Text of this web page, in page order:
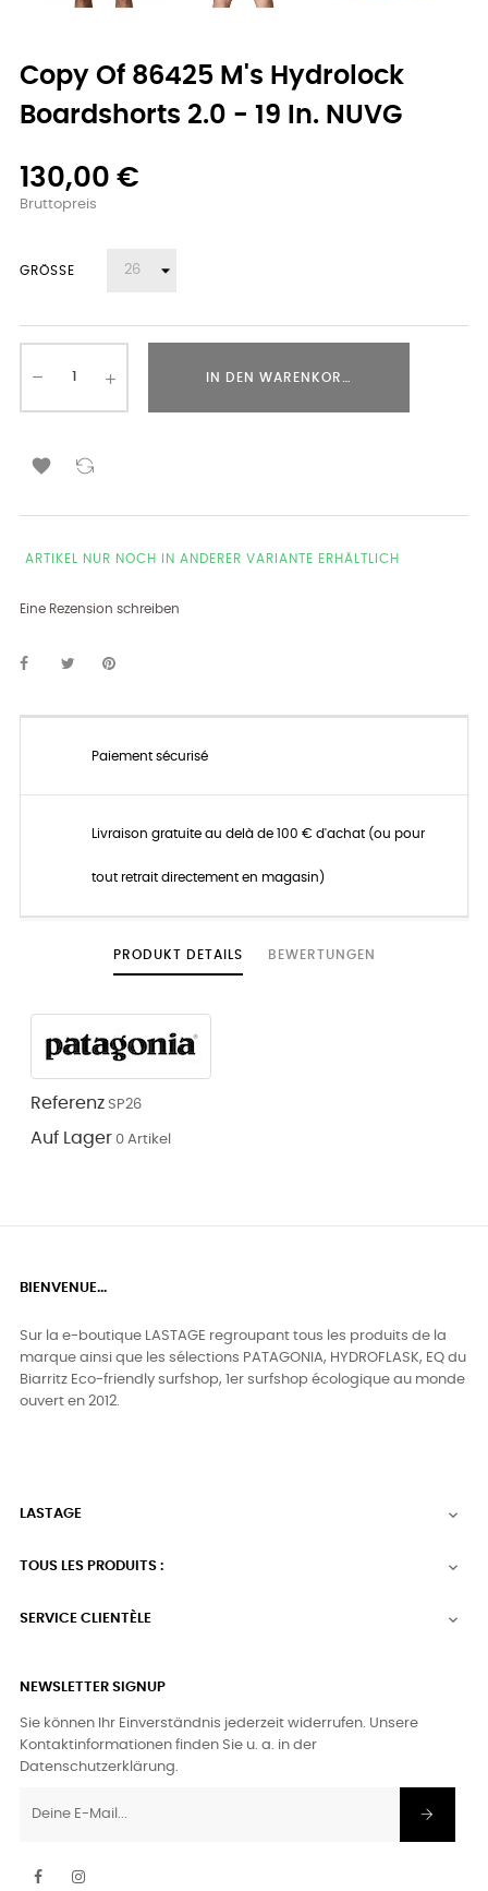
Copy Of 86425 M's Hydrolock
Boardshorts 2.0 - 19 In. NUVG
130,00 €
Bruttopreis
GRÖSSE
IN DEN WARENKORB LEGEN

ARTIKEL NUR NOCH IN ANDERER VARIANTE ERHÄLTLICH
Eine Rezension schreiben
Paiement sécurisé
Livraison gratuite au delà de 100 € d'achat (ou pour
tout retrait directement en magasin)
PRODUKT DETAILS BEWERTUNGEN
Referenz SP26
Auf Lager 0 Artikel
BIENVENUE...
Sur la e-boutique LASTAGE regroupant tous les produits de la
marque ainsi que les sélections PATAGONIA, HYDROFLASK, EQ du
Biarritz Eco-friendly surfshop, 1er surfshop écologique au monde
ouvert en 2012.
LASTAGE 
TOUS LES PRODUITS : 
SERVICE CLIENTÈLE 
NEWSLETTER SIGNUP
Sie können Ihr Einverständnis jederzeit widerrufen. Unsere
Kontaktinformationen finden Sie u. a. in der
Datenschutzerklärung.
Facebook